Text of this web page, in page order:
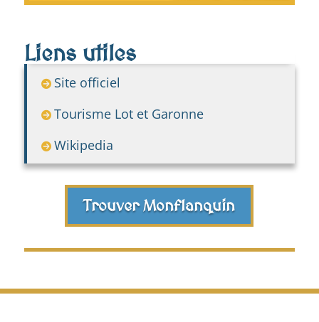
Liens utiles
Site officiel
Tourisme Lot et Garonne
Wikipedia
Trouver Monflanquin